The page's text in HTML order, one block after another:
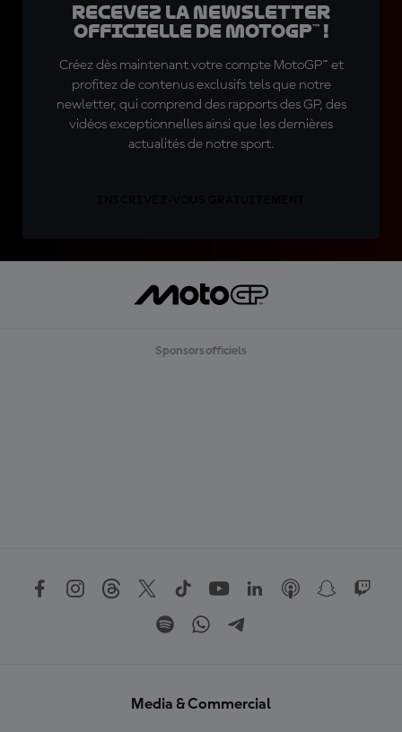
Recevez la Newsletter
officielle de MotoGP™ !
Créez dès maintenant votre compte MotoGP™ et
profitez de contenus exclusifs tels que notre
newletter, qui comprend des rapports des GP, des
vidéos exceptionnelles ainsi que les dernières
actualités de notre sport.
Sponsors officiels
Media & Commercial